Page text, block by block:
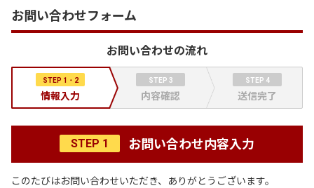
お問い合わせフォーム
お問い合わせの流れ
STEP 1・2
情報入力
STEP 3
内容確認
STEP 4
送信完了
STEP 1 お問い合わせ内容入力
このたびはお問い合わせいただき、ありがとうございます。